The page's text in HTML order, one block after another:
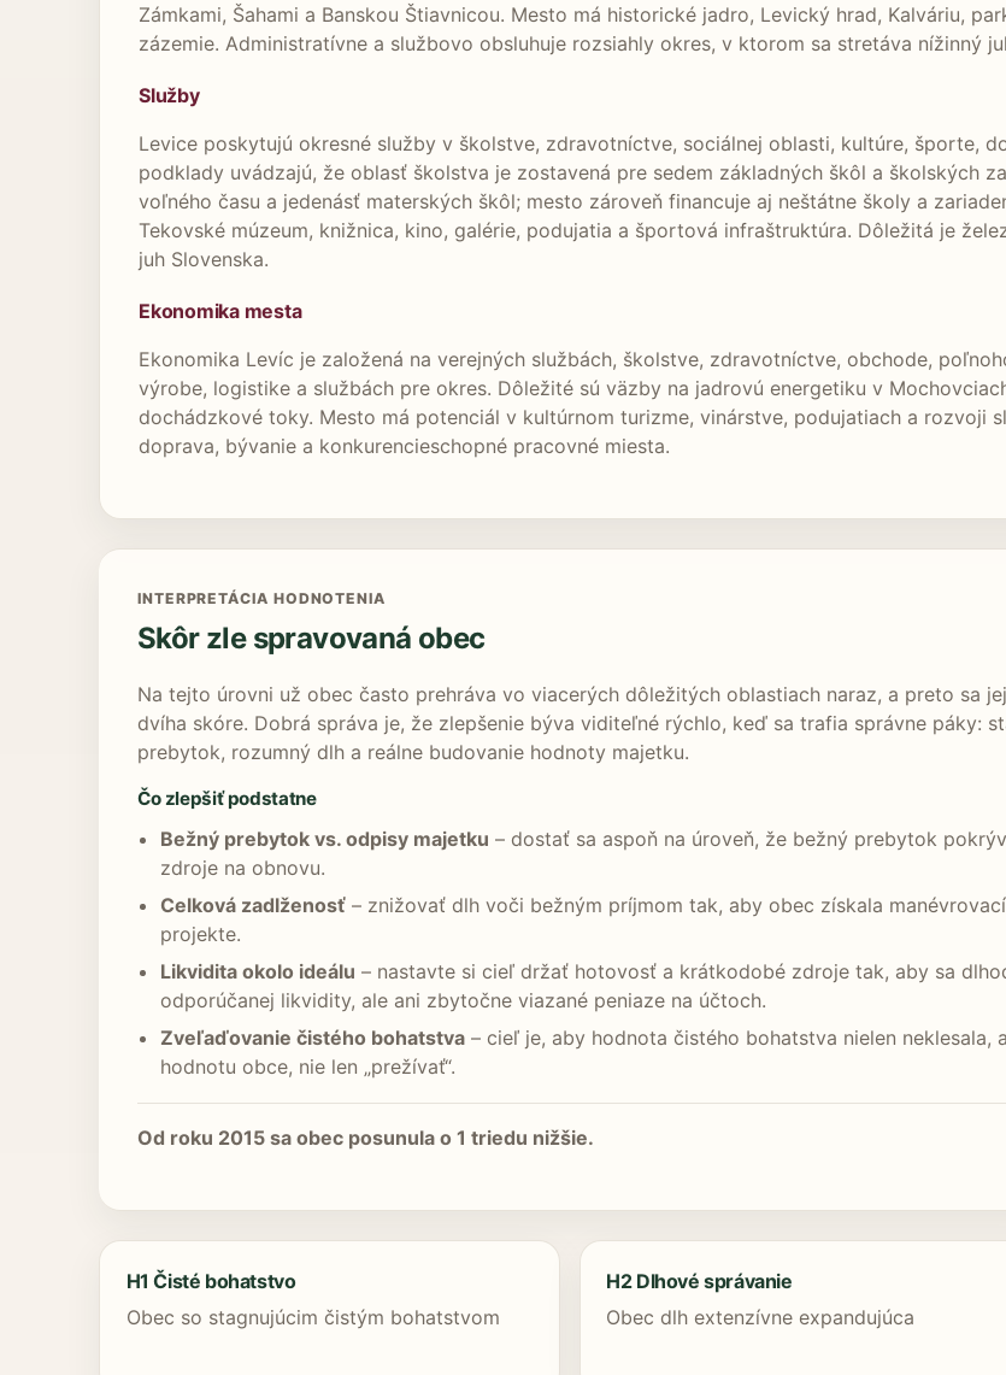
Zámkami, Šahami a Banskou Štiavnicou. Mesto má historické jadro, Levický hrad, Kalváriu,
zázemie. Administratívne a službovo obsluhuje rozsiahly okres, v ktorom sa stretáva nížinný
Služby
Levice poskytujú okresné služby v školstve, zdravotníctve, sociálnej oblasti, kultúre, športe,
podklady uvádzajú, že oblasť školstva je zostavená pre sedem základných škôl a školských
voľného času a jedenásť materských škôl; mesto zároveň financuje aj neštátne školy a
Tekovské múzeum, knižnica, kino, galérie, podujatia a športová infraštruktúra. Dôležitá je
juh Slovenska.
Ekonomika mesta
Ekonomika Levíc je založená na verejných službách, školstve, zdravotníctve, obchode,
výrobe, logistike a službách pre okres. Dôležité sú väzby na jadrovú energetiku v
dochádzkové toky. Mesto má potenciál v kultúrnom turizme, vinárstve, podujatiach a rozvoji
doprava, bývanie a konkurencieschopné pracovné miesta.
INTERPRETÁCIA HODNOTENIA
Skôr zle spravovaná obec
Na tejto úrovni už obec často prehráva vo viacerých dôležitých oblastiach naraz, a preto sa
dvíha skóre. Dobrá správa je, že zlepšenie býva viditeľné rýchlo, keď sa trafia správne páky:
prebytok, rozumný dlh a reálne budovanie hodnoty majetku.
Čo zlepšiť podstatne
Bežný prebytok vs. odpisy majetku – dostať sa aspoň na úroveň, že bežný prebytok
zdroje na obnovu.
Celková zadlženosť – znižovať dlh voči bežným príjmom tak, aby obec získala
projekte.
Likvidita okolo ideálu – nastavte si cieľ držať hotovosť a krátkodobé zdroje tak, aby sa
odporúčanej likvidity, ale ani zbytočne viazané peniaze na účtoch.
Zveľaďovanie čistého bohatstva – cieľ je, aby hodnota čistého bohatstva nielen
hodnotu obce, nie len „prežívať“.
Od roku 2015 sa obec posunula o 1 triedu nižšie.
H1 Čisté bohatstvo
Obec so stagnujúcim čistým bohatstvom
H2 Dlhové správanie
Obec dlh extenzívne expandujúca